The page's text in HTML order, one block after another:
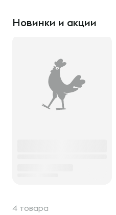
Новинки и акции
4 товара